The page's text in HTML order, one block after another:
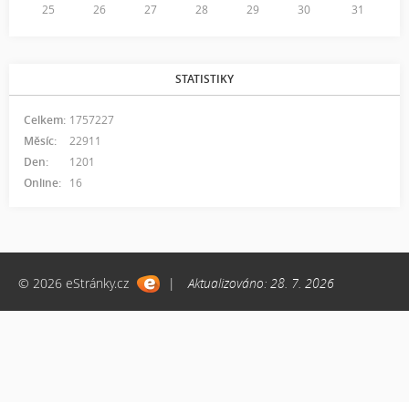
25
26 27 28 29 30 31
STATISTIKY
Online: 16
Celkem: 1757227
Měsíc:
22911
Den:
1201
© 2026 eStránky.cz | Aktualizováno: 28. 7. 2026